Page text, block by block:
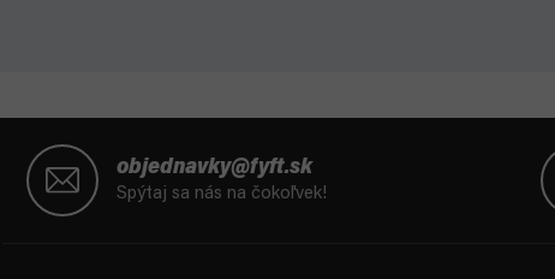
objednavky@fyft.sk
Spýtaj sa nás na čokoľvek!